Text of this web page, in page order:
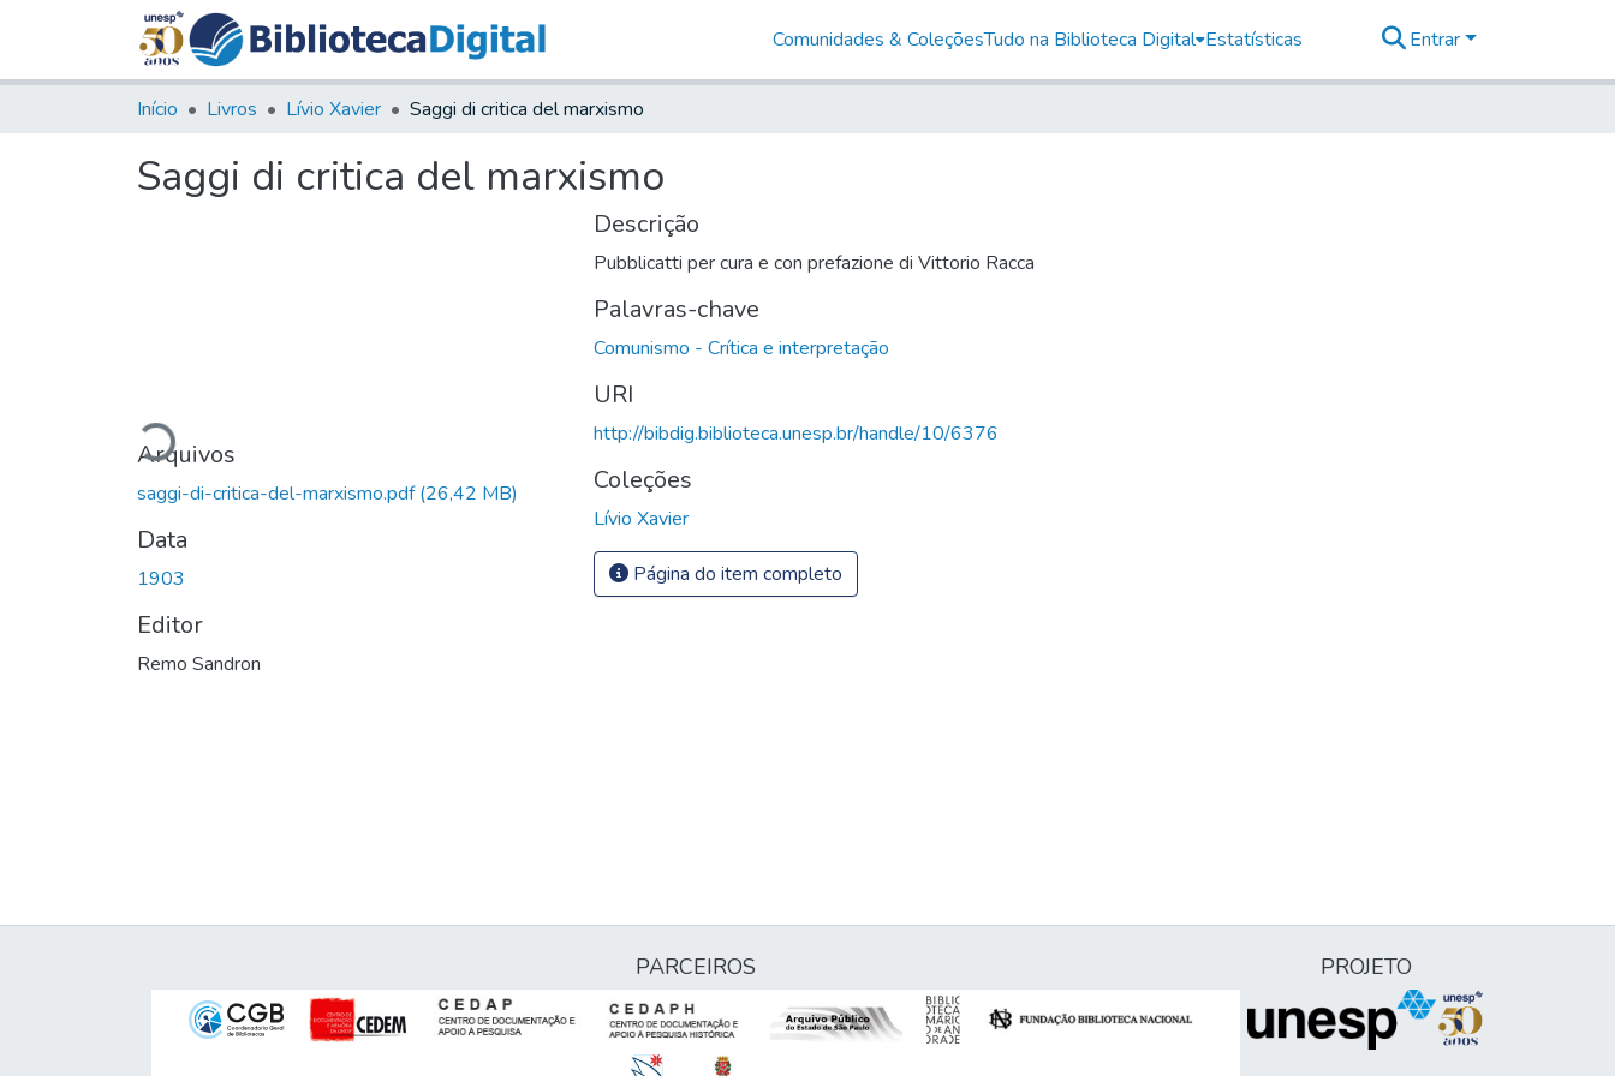
Comunidades & ColeçõesTudo na Biblioteca Digital Estatísticas Entrar
Início Livros Lívio Xavier Saggi di critica del marxismo
Saggi di critica del marxismo
Carregando...
Arquivos
saggi-di-critica-del-marxismo.pdf(26,42 MB)
Data
1903
Editor
Remo Sandron
Descrição
Pubblicatti per cura e con prefazione di Vittorio Racca
Palavras-chave
Comunismo - Crítica e interpretação
URI
http://bibdig.biblioteca.unesp.br/handle/10/6376
Coleções
Lívio Xavier
Página do item completo
PARCEIROS PROJETO